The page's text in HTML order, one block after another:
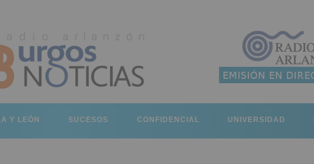
Y LEÓN SUCESOS CONFIDENCIAL UNIVERSIDAD